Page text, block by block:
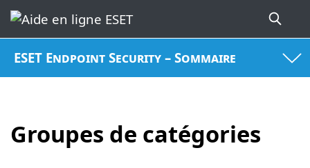
ESET Endpoint Security – Sommaire
Groupes de catégories